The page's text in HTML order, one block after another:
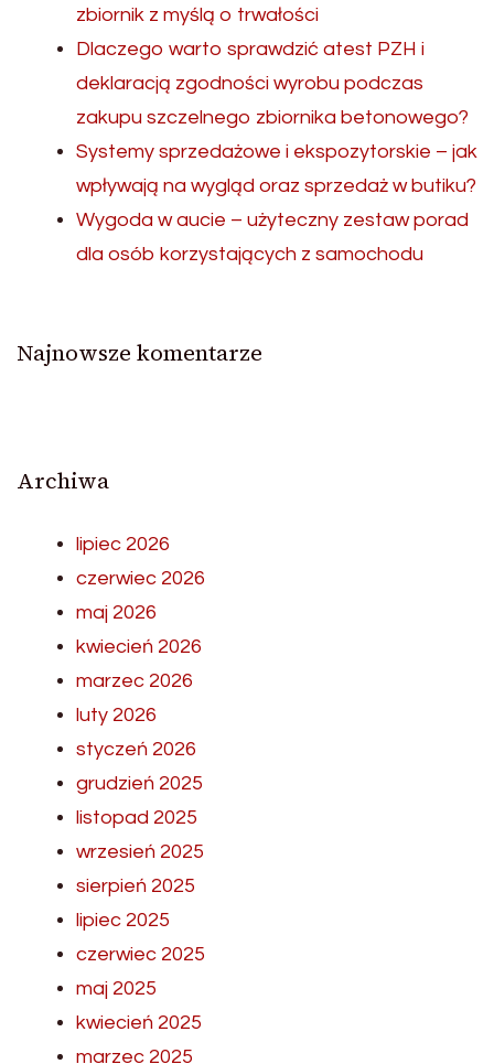
zbiornik z myślą o trwałości
Dlaczego warto sprawdzić atest PZH i
deklaracją zgodności wyrobu podczas
zakupu szczelnego zbiornika betonowego?
Systemy sprzedażowe i ekspozytorskie – jak
wpływają na wygląd oraz sprzedaż w butiku?
Wygoda w aucie – użyteczny zestaw porad
dla osób korzystających z samochodu
Najnowsze komentarze
Archiwa
lipiec 2026
czerwiec 2026
maj 2026
kwiecień 2026
marzec 2026
luty 2026
styczeń 2026
grudzień 2025
listopad 2025
wrzesień 2025
sierpień 2025
lipiec 2025
czerwiec 2025
maj 2025
kwiecień 2025
marzec 2025